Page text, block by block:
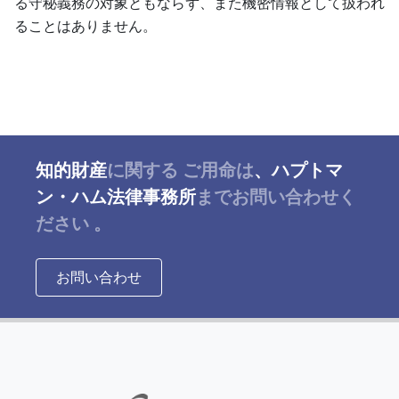
ることはありません。
知的財産に関する ご用命は、ハプトマ
ン・ハム法律事務所までお問い合わせく
ださい 。
お問い合わせ